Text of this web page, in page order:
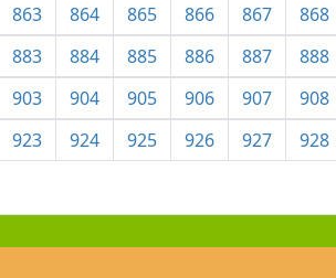
863 864 865 866 867 868
883 884 885 886 887 888
903 904 905 906 907 908
923 924 925 926 927 928